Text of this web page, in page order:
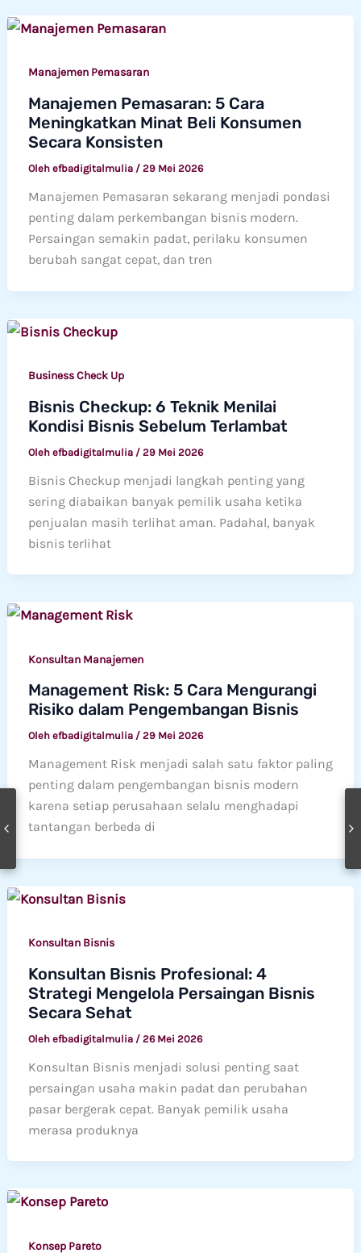
Manajemen Pemasaran
Manajemen Pemasaran: 5 Cara
Meningkatkan Minat Beli Konsumen
Secara Konsisten
Oleh efbadigitalmulia / 29 Mei 2026
Manajemen Pemasaran sekarang menjadi pondasi
penting dalam perkembangan bisnis modern.
Persaingan semakin padat, perilaku konsumen
berubah sangat cepat, dan tren
Business Check Up
Bisnis Checkup: 6 Teknik Menilai
Kondisi Bisnis Sebelum Terlambat
Oleh efbadigitalmulia / 29 Mei 2026
Bisnis Checkup menjadi langkah penting yang
sering diabaikan banyak pemilik usaha ketika
penjualan masih terlihat aman. Padahal, banyak
bisnis terlihat
Konsultan Manajemen
Management Risk: 5 Cara Mengurangi
Risiko dalam Pengembangan Bisnis
Oleh efbadigitalmulia / 29 Mei 2026
Management Risk menjadi salah satu faktor paling
penting dalam pengembangan bisnis modern
karena setiap perusahaan selalu menghadapi
tantangan berbeda di
Konsultan Bisnis
Konsultan Bisnis Profesional: 4
Strategi Mengelola Persaingan Bisnis
Secara Sehat
Oleh efbadigitalmulia / 26 Mei 2026
Konsultan Bisnis menjadi solusi penting saat
persaingan usaha makin padat dan perubahan
pasar bergerak cepat. Banyak pemilik usaha
merasa produknya
Konsep Pareto